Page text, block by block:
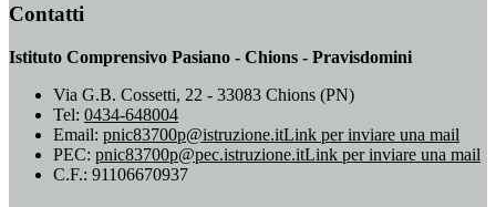
Contatti
Istituto Comprensivo Pasiano - Chions - Pravisdomini
Via G.B. Cossetti, 22 - 33083 Chions (PN)
Tel: 0434-648004
Email: pnic83700p@istruzione.itLink per inviare una mail
PEC: pnic83700p@pec.istruzione.itLink per inviare una mail
C.F.: 91106670937